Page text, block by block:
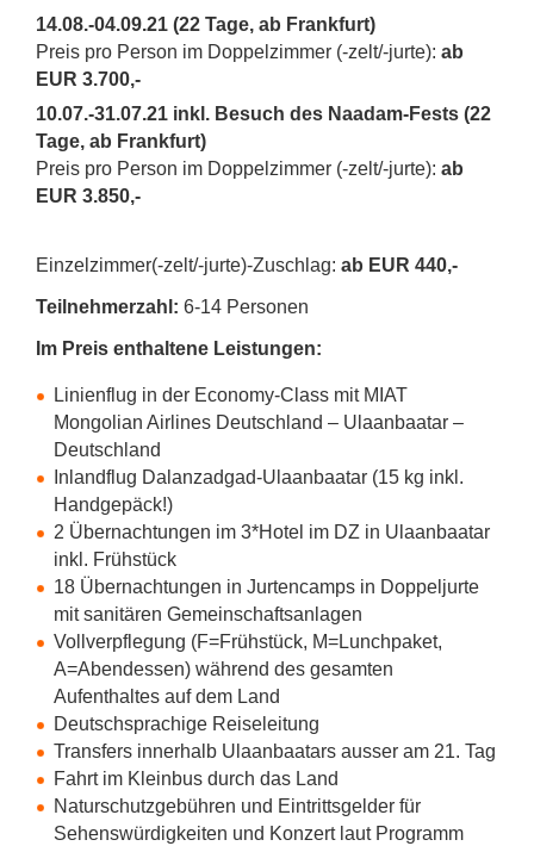
14.08.-04.09.21 (22 Tage, ab Frankfurt)
Preis pro Person im Doppelzimmer (-zelt/-jurte): ab
EUR 3.700,-
10.07.-31.07.21 inkl. Besuch des Naadam-Fests (22
Tage, ab Frankfurt)
Preis pro Person im Doppelzimmer (-zelt/-jurte): ab
EUR 3.850,-
Einzelzimmer(-zelt/-jurte)-Zuschlag: ab EUR 440,-
Teilnehmerzahl: 6-14 Personen
Im Preis enthaltene Leistungen:
Linienflug in der Economy-Class mit MIAT
Mongolian Airlines Deutschland – Ulaanbaatar –
Deutschland
Inlandflug Dalanzadgad-Ulaanbaatar (15 kg inkl.
Handgepäck!)
2 Übernachtungen im 3*Hotel im DZ in Ulaanbaatar
inkl. Frühstück
18 Übernachtungen in Jurtencamps in Doppeljurte
mit sanitären Gemeinschaftsanlagen
Vollverpflegung (F=Frühstück, M=Lunchpaket,
A=Abendessen) während des gesamten
Aufenthaltes auf dem Land
Deutschsprachige Reiseleitung
Transfers innerhalb Ulaanbaatars ausser am 21. Tag
Fahrt im Kleinbus durch das Land
Naturschutzgebühren und Eintrittsgelder für
Sehenswürdigkeiten und Konzert laut Programm